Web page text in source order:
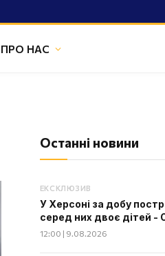
ПРО НАС
Останні новини
ЕКСКЛЮЗИВ
У Херсоні за добу
серед них двоє дітей -
12:00 | 9.08.2026